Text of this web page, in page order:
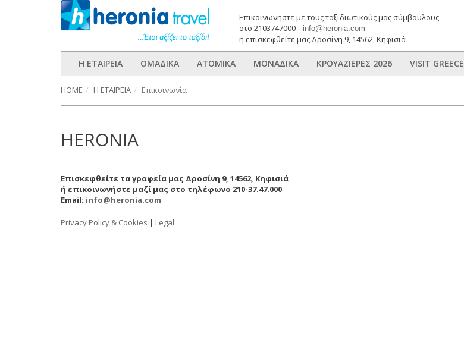
Επικοινωνήστε με τους ταξιδιωτικούς μας σύμβουλους
στο 2103747000 - info@heronia.com
ή επισκεφθείτε μας Δροσίνη 9, 14562, Κηφισιά
Η ΕΤΑΙΡΕΙΑ ΟΜΑΔΙΚΑ ΑΤΟΜΙΚΑ ΜΟΝΑΔΙΚΑ ΚΡΟΥΑΖΙΕΡΕΣ 2026 VISIT GREECE
HOME Η ΕΤΑΙΡΕΙΑ Επικοινωνία
HERONIA
Επισκεφθείτε τα γραφεία μας Δροσίνη 9, 14562, Κηφισιά
ή επικοινωνήστε μαζί μας στο τηλέφωνο 210-37.47.000
Email: info@heronia.com
Privacy Policy & Cookies | Legal